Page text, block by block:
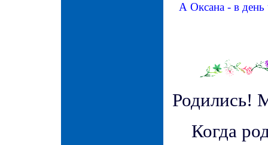
А Оксана - в день
Родились!
Когда